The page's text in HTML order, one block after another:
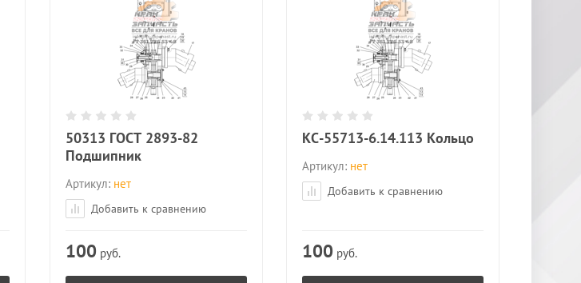
50313 ГОСТ 2893-82
Подшипник
Артикул:нет
Добавить к сравнению
100 руб.
КС-55713-6.14.113 Кольцо
Артикул: нет
Добавить к сравнению
100 руб.